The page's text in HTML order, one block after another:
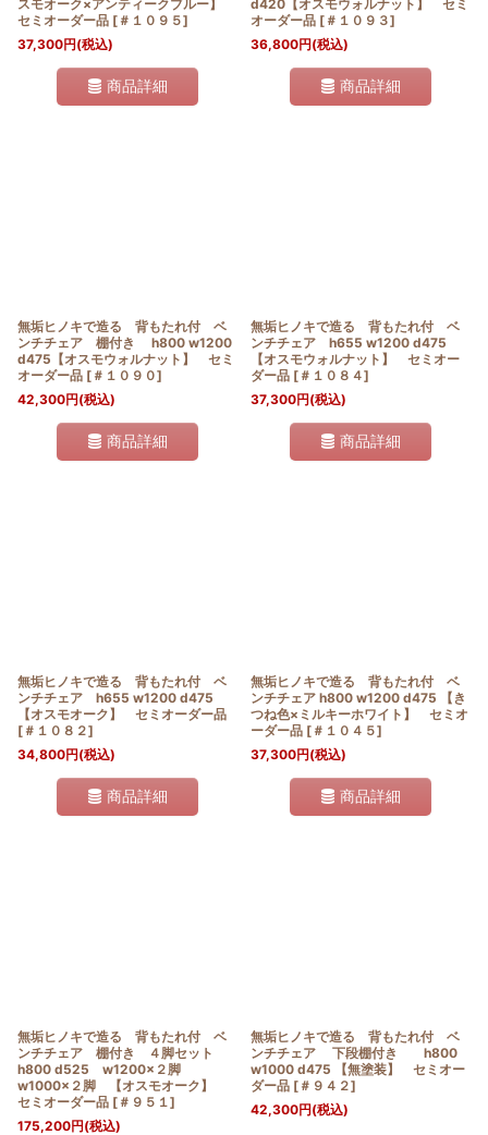
スモオーク×アンティークブルー】
セミオーダー品 [ ＃１０９５]
37,300円(税込)
商品詳細
d420【オスモウォルナット】 セミ
オーダー品 [ ＃１０９３]
36,800円(税込)
商品詳細
無垢ヒノキで造る 背もたれ付 ベ
ンチチェア 棚付き h800 w1200
d475【オスモウォルナット】 セミ
オーダー品 [ ＃１０９０]
42,300円(税込)
商品詳細
無垢ヒノキで造る 背もたれ付 ベ
ンチチェア h655 w1200 d475
【オスモウォルナット】 セミオー
ダー品 [ ＃１０８４]
37,300円(税込)
商品詳細
無垢ヒノキで造る 背もたれ付 ベ
ンチチェア h655 w1200 d475
【オスモオーク】 セミオーダー品
[ ＃１０８２]
34,800円(税込)
商品詳細
無垢ヒノキで造る 背もたれ付 ベ
ンチチェア h800 w1200 d475 【き
つね色×ミルキーホワイト】 セミオ
ーダー品 [ ＃１０４５]
37,300円(税込)
商品詳細
無垢ヒノキで造る 背もたれ付 ベ
ンチチェア 棚付き ４脚セット
h800 d525 w1200×２脚
w1000×２脚 【オスモオーク】
セミオーダー品 [ ＃９５１]
175,200円(税込)
無垢ヒノキで造る 背もたれ付 ベ
ンチチェア 下段棚付き h800
w1000 d475 【無塗装】 セミオー
ダー品 [ ＃９４２]
42,300円(税込)